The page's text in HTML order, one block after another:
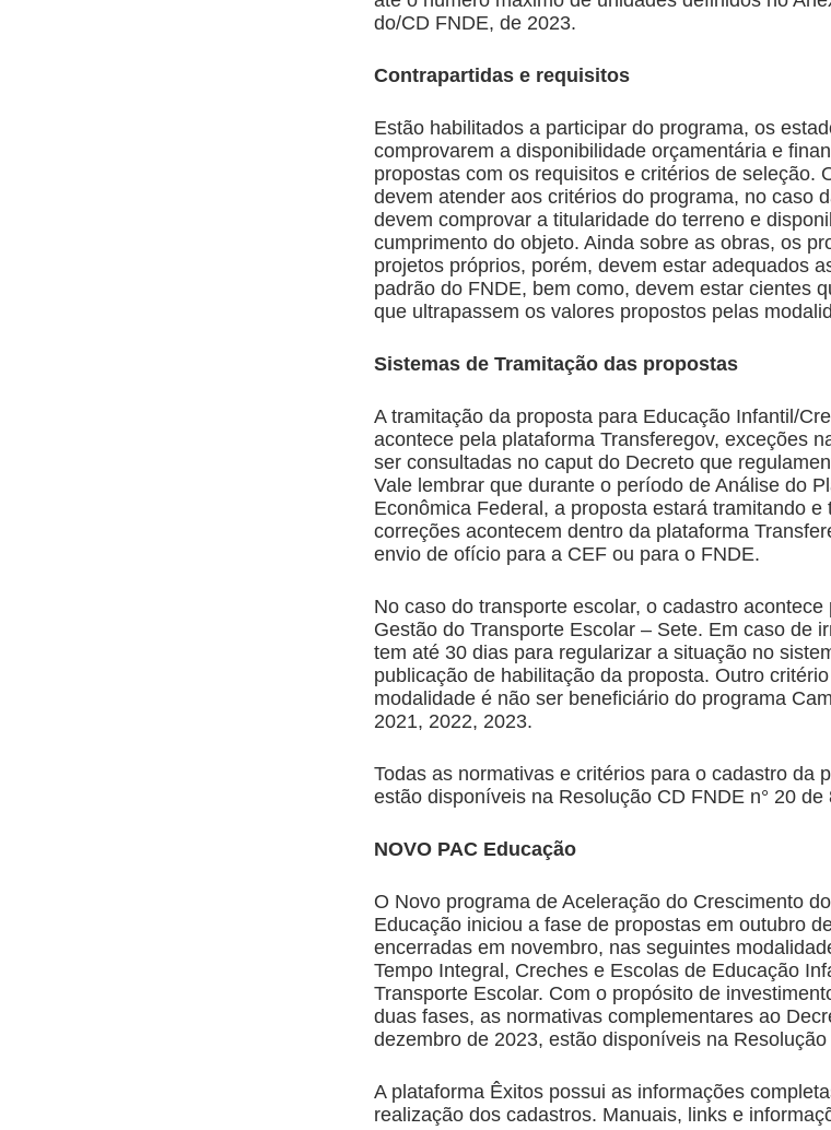
do/CD FNDE, de 2023.
Contrapartidas e requisitos
Estão habilitados a participar do programa, os
comprovarem a disponibilidade orçamentária e
propostas com os requisitos e critérios de seleção.
devem atender aos critérios do programa, no caso
devem comprovar a titularidade do terreno e
cumprimento do objeto. Ainda sobre as obras, os
projetos próprios, porém, devem estar adequados
padrão do FNDE, bem como, devem estar cientes
que ultrapassem os valores propostos pelas
Sistemas de Tramitação das propostas
A tramitação da proposta para Educação Infantil/
acontece pela plataforma Transferegov, exceções
ser consultadas no caput do Decreto que
Vale lembrar que durante o período de Análise do
Econômica Federal, a proposta estará tramitando e
correções acontecem dentro da plataforma
envio de ofício para a CEF ou para o FNDE.
No caso do transporte escolar, o cadastro
Gestão do Transporte Escolar – Sete. Em caso de
tem até 30 dias para regularizar a situação no
publicação de habilitação da proposta. Outro
modalidade é não ser beneficiário do programa
2021, 2022, 2023.
Todas as normativas e critérios para o cadastro da
estão disponíveis na Resolução CD FNDE n° 20
NOVO PAC Educação
O Novo programa de Aceleração do Crescimento
Educação iniciou a fase de propostas em outubro
encerradas em novembro, nas seguintes
Tempo Integral, Creches e Escolas de Educação
Transporte Escolar. Com o propósito de
duas fases, as normativas complementares ao
dezembro de 2023, estão disponíveis na
A plataforma Êxitos possui as informações
realização dos cadastros. Manuais, links e